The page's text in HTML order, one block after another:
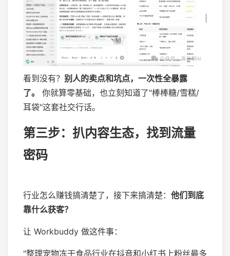
看到没有？ 别人的卖点和坑点，一次性全暴露
了。
你就算零基础，也立刻知道了"棒棒糖/雪糕/
耳袋"这套社交行话。
第三步：扒内容生态，找到流量
密码
行业怎么赚钱搞清楚了，接下来搞清楚： 他们到底
靠什么获客？
让 Workbuddy 做这件事：
"整理宠物冻干食品行业在抖音和小红书上粉丝最多